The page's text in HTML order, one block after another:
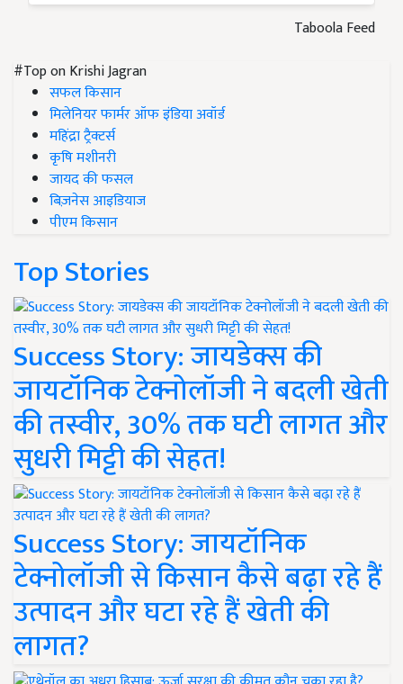
Taboola Feed
#Top on Krishi Jagran
सफल किसान
मिलेनियर फार्मर ऑफ इंडिया अवॉर्ड
महिंद्रा ट्रैक्टर्स
कृषि मशीनरी
जायद की फसल
बिज़नेस आइडियाज
पीएम किसान
Top Stories
Success Story: जायडेक्स की
जायटॉनिक टेक्नोलॉजी ने बदली खेती
की तस्वीर, 30% तक घटी लागत और
सुधरी मिट्टी की सेहत!
Success Story: जायटॉनिक
टेक्नोलॉजी से किसान कैसे बढ़ा रहे हैं
उत्पादन और घटा रहे हैं खेती की
लागत?